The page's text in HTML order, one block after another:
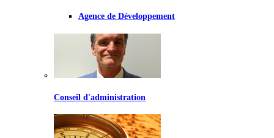
Agence de Développement
Conseil d'administration